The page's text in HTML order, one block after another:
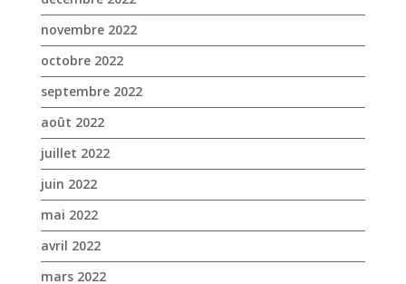
septembre 2022
août 2022
juillet 2022
juin 2022
mai 2022
avril 2022
mars 2022
février 2022
janvier 2022